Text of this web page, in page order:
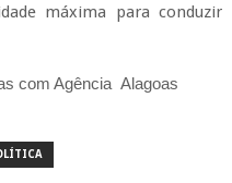
máxima para conduzir
com Agência Alagoas